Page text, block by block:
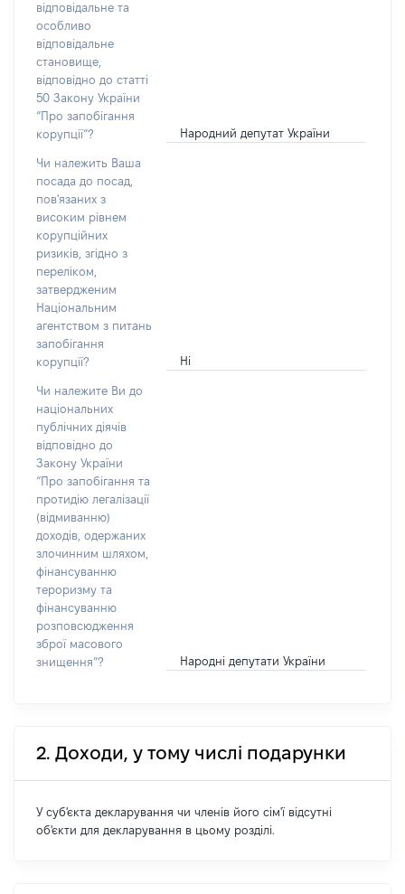
відповідальне та
особливо
відповідальне
становище,
відповідно до статті
50 Закону України
“Про запобігання
корупції”?
Народний депутат України
Чи належить Ваша
посада до посад,
пов'язаних з
високим рівнем
корупційних
ризиків, згідно з
переліком,
затвердженим
Національним
агентством з питань
запобігання
корупції?
Ні
Чи належите Ви до
національних
публічних діячів
відповідно до
Закону України
“Про запобігання та
протидію легалізації
(відмиванню)
доходів, одержаних
злочинним шляхом,
фінансуванню
тероризму та
фінансуванню
розповсюдження
зброї масового
знищення”?
Народні депутати України
2. Доходи, у тому числі подарунки
У суб'єкта декларування чи членів його сім'ї відсутні
об'єкти для декларування в цьому розділі.